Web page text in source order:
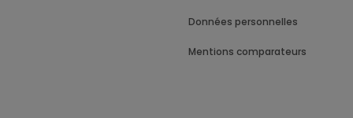
Données personnelles
Mentions comparateurs